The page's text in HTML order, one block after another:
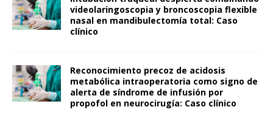
videolaringoscopia y broncoscopia flexible
nasal en mandibulectomía total: Caso
clínico
Reconocimiento precoz de acidosis
metabólica intraoperatoria como signo de
alerta de síndrome de infusión por
propofol en neurocirugía: Caso clínico